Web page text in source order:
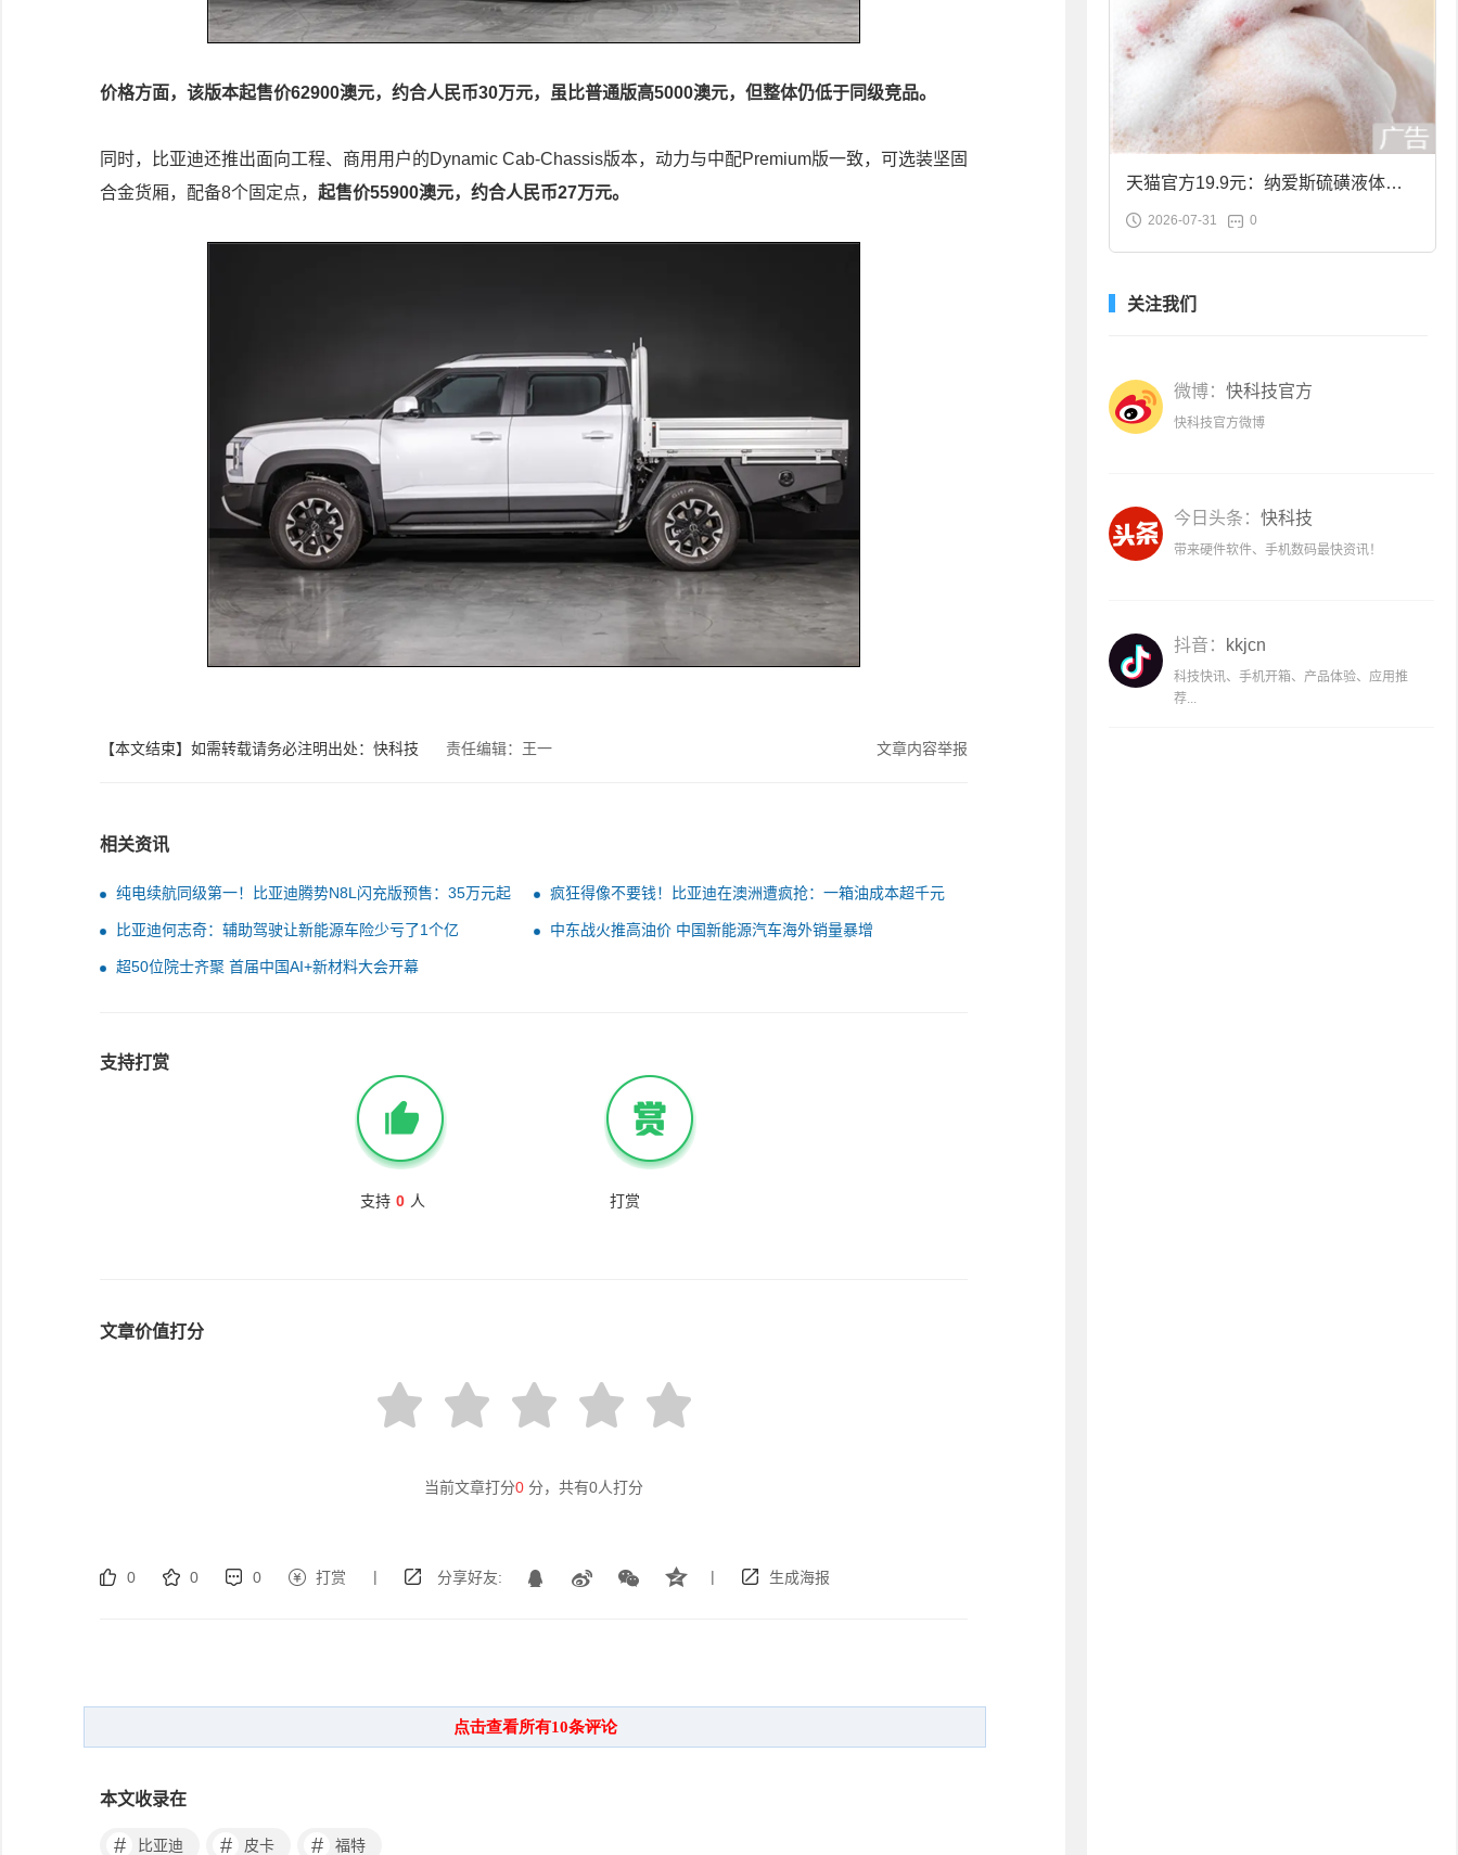
价格方面，该版本起售价62900澳元，约合人民币30万元，虽比普通版高5000澳元，但整体仍低于同级竞品。
同时，比亚迪还推出面向工程、商用用户的Dynamic Cab‑Chassis版本，动力与中配Premium版一致，可选装坚固
合金货厢，配备8个固定点， 起售价55900澳元，约合人民币27万元。
【本文结束】如需转载请务必注明出处：快科技 责任编辑：王一 文章内容举报
相关资讯
纯电续航同级第一！比亚迪腾势N8L闪充版预售：35万元起 疯狂得像不要钱！比亚迪在澳洲遭疯抢：一箱油成本超千元
比亚迪何志奇：辅助驾驶让新能源车险少亏了1个亿 中东战火推高油价 中国新能源汽车海外销量暴增
超50位院士齐聚 首届中国AI+新材料大会开幕
支持打赏
支持 0 人 打赏
文章价值打分
当前文章打分0 分，共有0人打分
0 0 0 打赏 | 分享好友: | 生成海报
本文收录在
# 比亚迪 # 皮卡 # 福特
天猫官方19.9元：纳爱斯硫磺液体香
皂2斤大促
2026-07-31 0
关注我们
微博： 快科技官方
快科技官方微博
今日头条： 快科技
带来硬件软件、手机数码最快资讯！
抖音： kkjcn
科技快讯、手机开箱、产品体验、应用推
荐...